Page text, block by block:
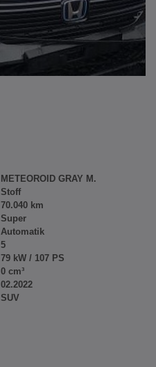
METEOROID GRAY M.
Stoff
70.040 km
Super
Automatik
5
79 kW / 107 PS
0 cm³
02.2022
SUV